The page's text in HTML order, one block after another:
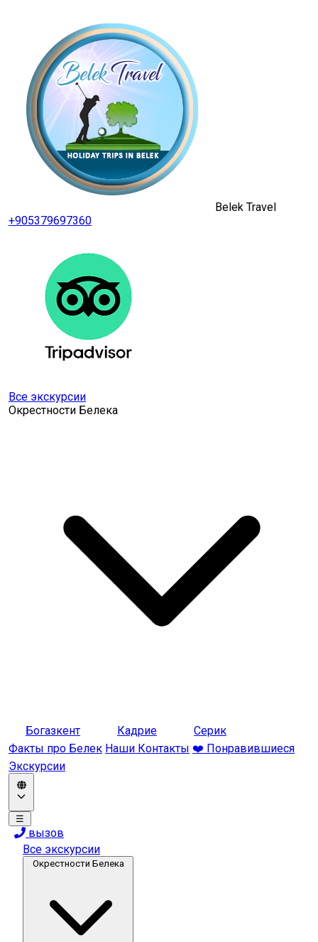
Belek Travel
+905379697360
Все экскурсии
Окрестности Белека
Богазкент Кадрие
Серик
Факты про Белек Наши Контакты ❤️ Понравившиеся
Экскурсии
☰
вызов
Все экскурсии
Окрестности Белека